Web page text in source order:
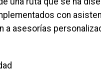
con
a asesorías